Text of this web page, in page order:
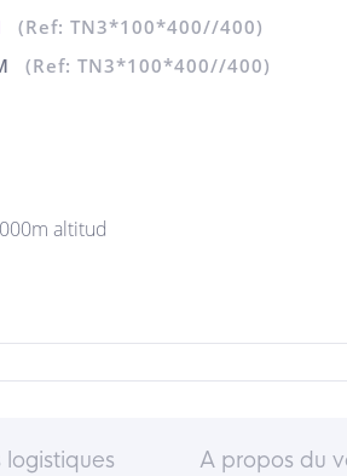
(Ref: TN3*100*400//400)
(Ref: TN3*100*400//400)
altitud
logistiques A propos du